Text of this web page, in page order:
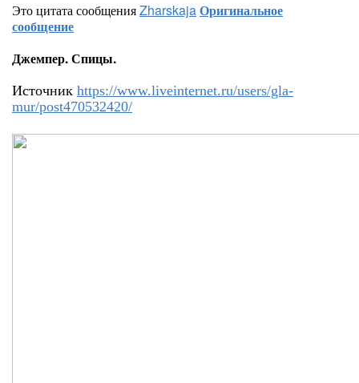
Это цитата сообщенияZharskajaОригинальное
сообщение
Джемпер. Спицы.
Источник https://www.liveinternet.ru/users/gla-
mur/post470532420/